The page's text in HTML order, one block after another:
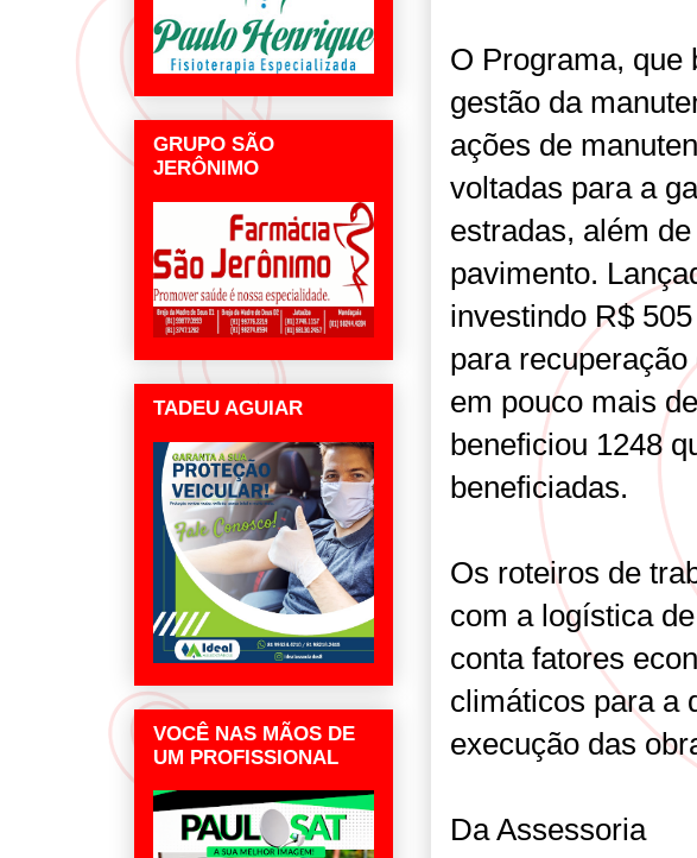
O Programa, que
gestão da
ações de
voltadas para a
estradas, além
pavimento.
investindo R$
para
em pouco mais
beneficiou 1248
beneficiadas.
Os roteiros de
com a logística
conta fatores
climáticos para a
execução das
Da Assessoria
GRUPO SÃO
JERÔNIMO
TADEU AGUIAR
VOCÊ NAS MÃOS DE
UM PROFISSIONAL